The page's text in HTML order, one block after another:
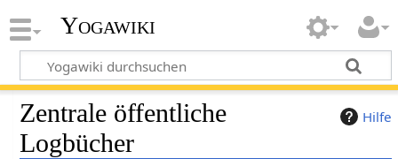
Yogawiki
Hilfe
Zentrale öffentliche
Logbücher